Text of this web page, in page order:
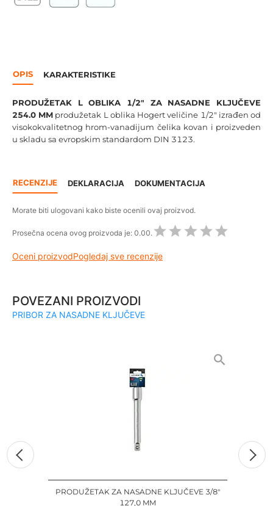
OPIS KARAKTERISTIKE
PRODUŽETAK L OBLIKA 1/2" ZA NASADNE KLJUČEVE
254.0 MM produžetak L oblika Hogert veličine 1/2" izrađen od
visokokvalitetnog hrom-vanadijum čelika kovan i proizveden
u skladu sa evropskim standardom DIN 3123.
RECENZIJE DEKLARACIJA DOKUMENTACIJA
Morate biti ulogovani kako biste ocenili ovaj proizvod.
Prosečna ocena ovog proizvoda je: 0.00.
Oceni proizvodPogledaj sve recenzije
POVEZANI PROIZVODI
PRIBOR ZA NASADNE KLJUČEVE
PRODUŽETAK ZA NASADNE KLJUČEVE 3/8"
127,0 MM